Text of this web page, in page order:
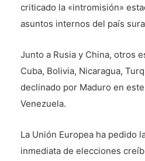
criticado la «intromisión»
asuntos internos del país
Junto a Rusia y China, otros
Cuba, Bolivia, Nicaragua,
declinado por Maduro en
Venezuela.
La Unión Europea ha pedido
inmediata de elecciones